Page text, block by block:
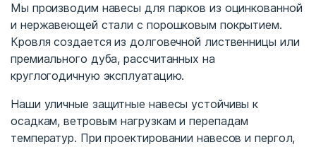
Мы производим навесы для парков из оцинкованной
и нержавеющей стали с порошковым покрытием.
Кровля создается из долговечной лиственницы или
премиального дуба, рассчитанных на
круглогодичную эксплуатацию.
Наши уличные защитные навесы устойчивы к
осадкам, ветровым нагрузкам и перепадам
температур. При проектировании навесов и пергол,